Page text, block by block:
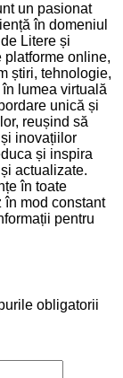
un pasionat
în domeniul
Litere și
platforme online,
știri, tehnologie,
lumea virtuală
unică și
reușind să
inovațiilor
și inspira
actualizate.
în toate
în mod constant
pentru
obligatorii